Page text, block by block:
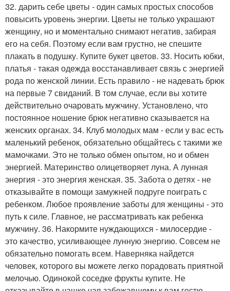
32. дарить себе цветы - один самых простых способов
повысить уровень энергии. Цветы не только украшают
женщину, но и моментально снимают негатив, забирая
его на себя. Поэтому если вам грустно, не спешите
плакать в подушку. Купите букет цветов. 33. Носить юбки,
платья - такая одежда восстанавливает связь с энергией
рода по женской линии. Есть правило - не надевать брюк
на первые 7 свиданий. В том случае, если вы хотите
действительно очаровать мужчину. Установлено, что
постоянное ношение брюк негативно сказывается на
женских органах. 34. Клуб молодых мам - если у вас есть
маленький ребенок, обязательно общайтесь с такими же
мамочками. Это не только обмен опытом, но и обмен
энергией. Материнство олицетворяет луна. А лунная
энергия - это энергия женская. 35. Забота о детях - не
отказывайте в помощи замужней подруге поиграть с
ребенком. Любое проявление заботы для женщины - это
путь к силе. Главное, не рассматривать как ребенка
мужчину. 36. Накормите нуждающихся - милосердие -
это качество, усиливающее лунную энергию. Совсем не
обязательно помогать всем. Наверняка найдется
человек, которого вы можете легко порадовать приятной
мелочью. Одинокой соседке фрукты купите. Не